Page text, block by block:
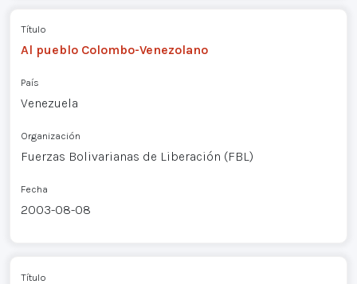
Título
Al pueblo Colombo-Venezolano
País
Venezuela
Organización
Fuerzas Bolivarianas de Liberación (FBL)
Fecha
2003-08-08
Título